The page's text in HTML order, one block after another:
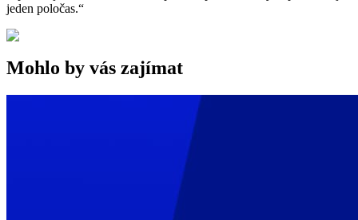
jeden poločas.“
Mohlo by vás zajímat